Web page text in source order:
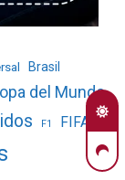
Brasil
del Mundo
F1 FIFA